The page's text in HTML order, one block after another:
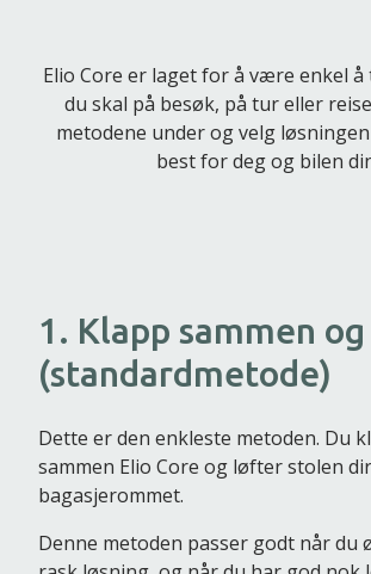
Elio Core er laget for å være enkel å
du skal på besøk, på tur eller
metodene under og velg
best for deg og bilen
1. Klapp sammen
(standardmetode)
Dette er den enkleste metoden. Du
sammen Elio Core og løfter stolen
bagasjerommet.
Denne metoden passer godt når du